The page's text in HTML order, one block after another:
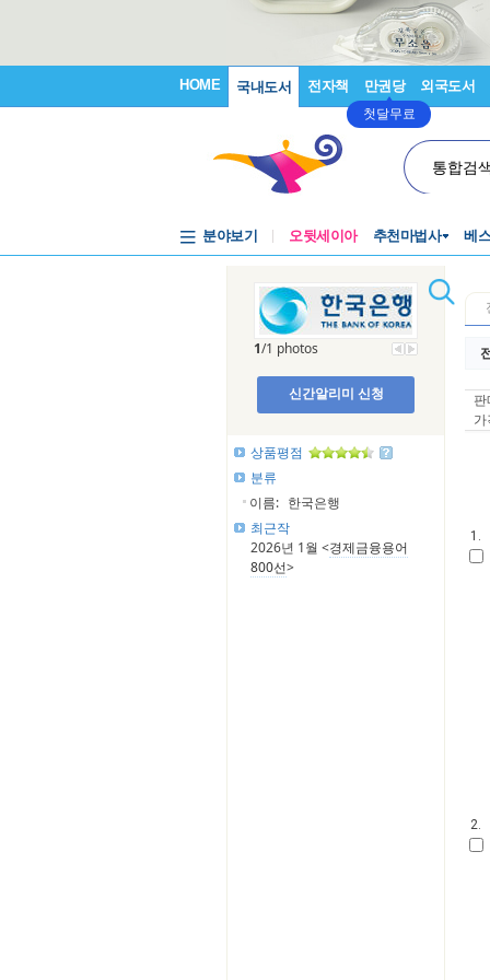
HOME 국내도서 전자책 만권당
첫달무료
외국도서
통합검
분야보기 오뒷세이아 추천마법사 베
1/1 photos
신간알리미 신청
상품평점
분류
이름: 한국은행
최근작
2026년 1월 <경제금융용어
800선>
1.
2.